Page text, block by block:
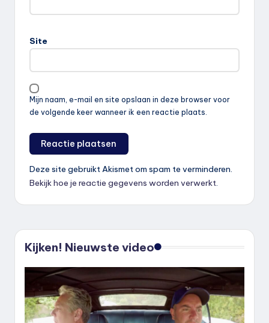
Site
Mijn naam, e-mail en site opslaan in deze browser voor
de volgende keer wanneer ik een reactie plaats.
Deze site gebruikt Akismet om spam te verminderen.
Bekijk hoe je reactie gegevens worden verwerkt.
Kijken! Nieuwste video